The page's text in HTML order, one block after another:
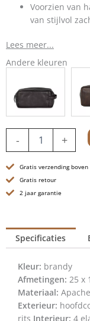
Voorzien van
van stijlvol
Lees meer...
Andere kleuren
-
Toilettas
Pecos
-
Brandy
+
Gratis verzending boven
Gratis retour
2 jaar garantie
Specificaties
Kleur: brandy
Afmetingen: 25 x
Materiaal:
Exterieur:
rits Interieur: 4